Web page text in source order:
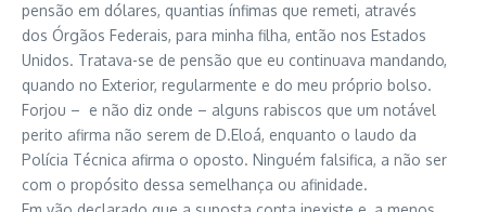
pensão em dólares, quantias ínfimas que remeti, através
dos Órgãos Federais, para minha filha, então nos Estados
Unidos. Tratava-se de pensão que eu continuava mandando,
quando no Exterior, regularmente e do meu próprio bolso.
Forjou – e não diz onde – alguns rabiscos que um notável
perito afirma não serem de D.Eloá, enquanto o laudo da
Polícia Técnica afirma o oposto. Ninguém falsifica, a não ser
com o propósito dessa semelhança ou afinidade.